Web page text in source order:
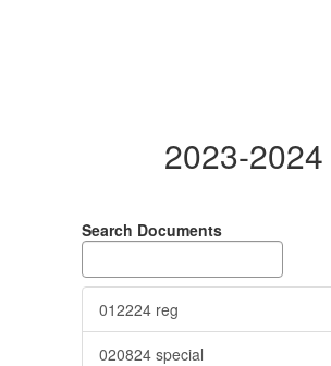
2023-2024
Search Documents
012224 reg
020824 special